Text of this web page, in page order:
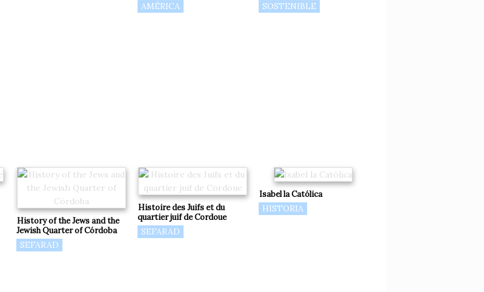
AMÉRICA SOSTENIBLE
History of the Jews and the
Jewish Quarter of Córdoba
SEFARAD
Histoire des Juifs et du
quartier juif de Cordoue
SEFARAD
Isabel la Católica
HISTORIA